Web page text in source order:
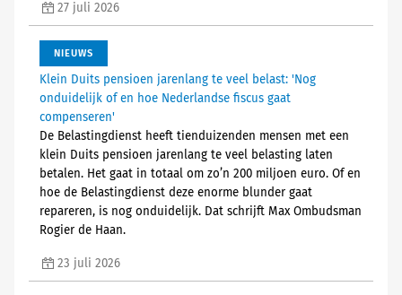
27 juli 2026
NIEUWS
Klein Duits pensioen jarenlang te veel belast: 'Nog
onduidelijk of en hoe Nederlandse fiscus gaat
compenseren'
De Belastingdienst heeft tienduizenden mensen met een
klein Duits pensioen jarenlang te veel belasting laten
betalen. Het gaat in totaal om zo’n 200 miljoen euro. Of en
hoe de Belastingdienst deze enorme blunder gaat
repareren, is nog onduidelijk. Dat schrijft Max Ombudsman
Rogier de Haan.
23 juli 2026